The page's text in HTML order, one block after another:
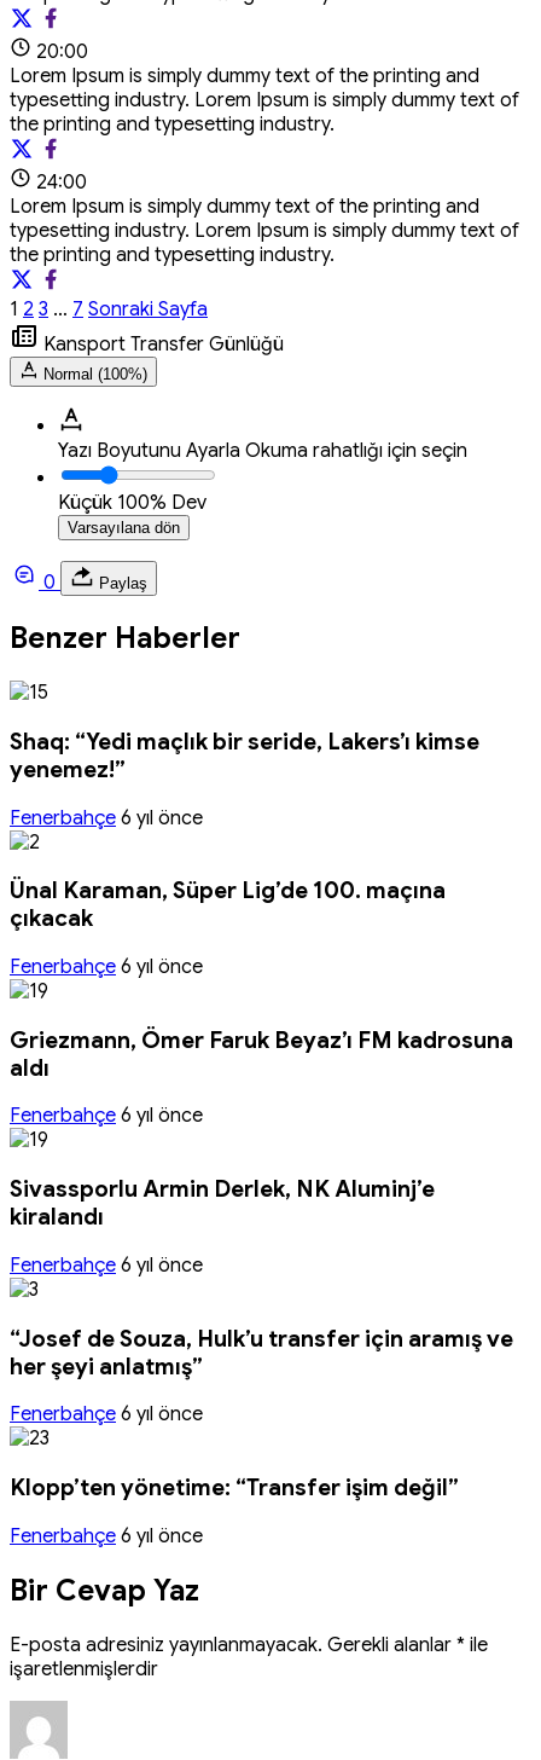
20:00
Lorem Ipsum is simply dummy text of the printing and
typesetting industry. Lorem Ipsum is simply dummy text of
the printing and typesetting industry.
24:00
Lorem Ipsum is simply dummy text of the printing and
typesetting industry. Lorem Ipsum is simply dummy text of
the printing and typesetting industry.
1 2 3 … 7 Sonraki Sayfa
Kansport Transfer Günlüğü
Normal (100%)
Yazı Boyutunu Ayarla Okuma rahatlığı için seçin
Küçük 100% Dev
Varsayılana dön
0 Paylaş
Benzer Haberler
Shaq: “Yedi maçlık bir seride, Lakers’ı kimse
yenemez!”
Fenerbahçe 6 yıl önce
Ünal Karaman, Süper Lig’de 100. maçına
çıkacak
Fenerbahçe 6 yıl önce
Griezmann, Ömer Faruk Beyaz’ı FM kadrosuna
aldı
Fenerbahçe 6 yıl önce
Sivassporlu Armin Derlek, NK Aluminj’e
kiralandı
Fenerbahçe 6 yıl önce
“Josef de Souza, Hulk’u transfer için aramış ve
her şeyi anlatmış”
Fenerbahçe 6 yıl önce
Klopp’ten yönetime: “Transfer işim değil”
Fenerbahçe 6 yıl önce
Bir Cevap Yaz
E-posta adresiniz yayınlanmayacak. Gerekli alanlar * ile
işaretlenmişlerdir